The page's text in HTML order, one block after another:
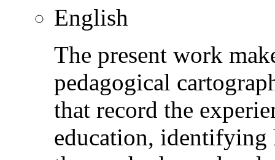
English
The present work
pedagogical
that record the
education,